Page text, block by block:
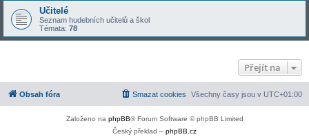
Učitelé
Seznam hudebních učitelů a škol
Témata: 78
Přejít na
Obsah fóra Všechny časy jsou v UTC+01:00
Smazat cookies
Založeno na phpBB® Forum Software © phpBB Limited
Český překlad – phpBB.cz